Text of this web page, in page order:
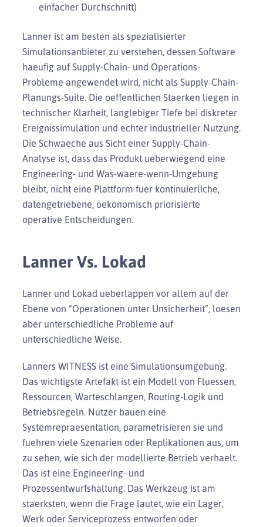
einfacher Durchschnitt)
Lanner ist am besten als spezialisierter
Simulationsanbieter zu verstehen, dessen Software
haeufig auf Supply-Chain- und Operations-
Probleme angewendet wird, nicht als Supply-Chain-
Planungs-Suite. Die oeffentlichen Staerken liegen in
technischer Klarheit, langlebiger Tiefe bei diskreter
Ereignissimulation und echter industrieller Nutzung.
Die Schwaeche aus Sicht einer Supply-Chain-
Analyse ist, dass das Produkt ueberwiegend eine
Engineering- und Was-waere-wenn-Umgebung
bleibt, nicht eine Plattform fuer kontinuierliche,
datengetriebene, oekonomisch priorisierte
operative Entscheidungen.
Lanner Vs. Lokad
Lanner und Lokad ueberlappen vor allem auf der
Ebene von “Operationen unter Unsicherheit”, loesen
aber unterschiedliche Probleme auf
unterschiedliche Weise.
Lanners WITNESS ist eine Simulationsumgebung.
Das wichtigste Artefakt ist ein Modell von Fluessen,
Ressourcen, Warteschlangen, Routing-Logik und
Betriebsregeln. Nutzer bauen eine
Systemrepraesentation, parametrisieren sie und
fuehren viele Szenarien oder Replikationen aus, um
zu sehen, wie sich der modellierte Betrieb verhaelt.
Das ist eine Engineering- und
Prozessentwurfshaltung. Das Werkzeug ist am
staerksten, wenn die Frage lautet, wie ein Lager,
Werk oder Serviceprozess entworfen oder